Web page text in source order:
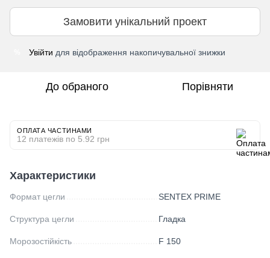
Замовити унікальний проект
Увійти для відображення накопичувальної знижки
До обраного Порівняти
ОПЛАТА ЧАСТИНАМИ
12 платежів по 5.92 грн
Характеристики
Формат цегли SENTEX PRIME
Структура цегли Гладка
Морозостійкість F 150